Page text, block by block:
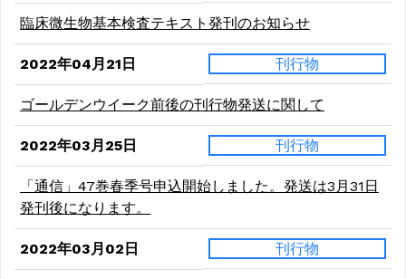
臨床微生物基本検査テキスト発刊のお知らせ
2022年04月21日 刊行物
ゴールデンウイーク前後の刊行物発送に関して
2022年03月25日 刊行物
「通信」47巻春季号申込開始しました。発送は3月31日
発刊後になります。
2022年03月02日 刊行物